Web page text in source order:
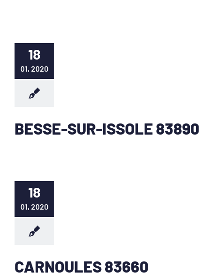
18
01, 2020
BESSE-SUR-ISSOLE 83890
18
01, 2020
CARNOULES 83660